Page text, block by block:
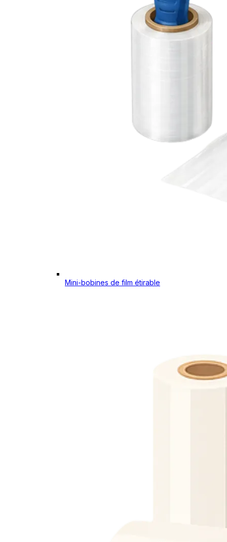
Mini-bobines de film étirable